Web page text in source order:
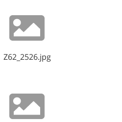
Z62_2526.jpg